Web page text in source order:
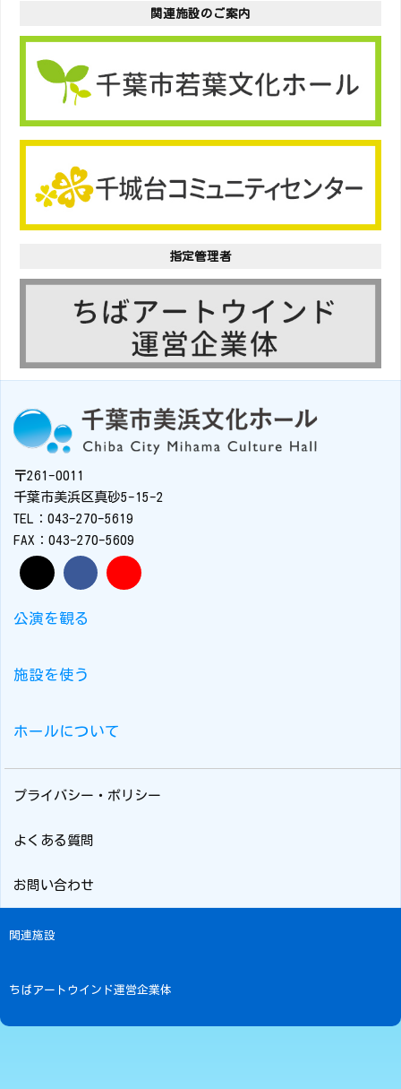
関連施設のご案内
指定管理者
〒261-0011
千葉市美浜区真砂5-15-2
TEL：043-270-5619
FAX：043-270-5609
公演を観る
施設を使う
ホールについて
プライバシー・ポリシー
よくある質問
お問い合わせ
関連施設
ちばアートウインド運営企業体